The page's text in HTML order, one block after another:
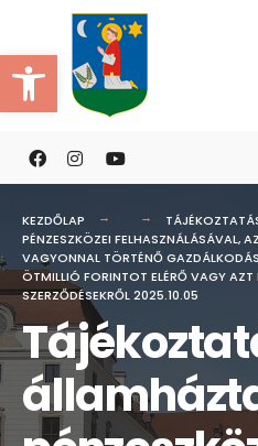
Eszköztár megnyitása
to
content
KEZDŐLAP
PÉNZESZKÖZEI FELHASZNÁLÁSÁVAL,
VAGYONNAL TÖRTÉNŐ
ÖTMILLIÓ FORINTOT ELÉRŐ VAGY
SZERZŐDÉSEKRŐL 2025.10.05
Search